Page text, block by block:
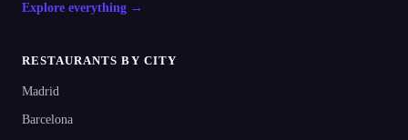
Explore everything →
RESTAURANTS BY CITY
Madrid
Barcelona